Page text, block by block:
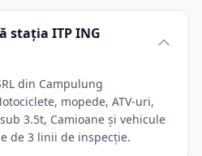
stația ITP ING
din Campulung
mopede, ATV-uri,
3.5t, Camioane și vehicule
de 3 linii de inspecție.